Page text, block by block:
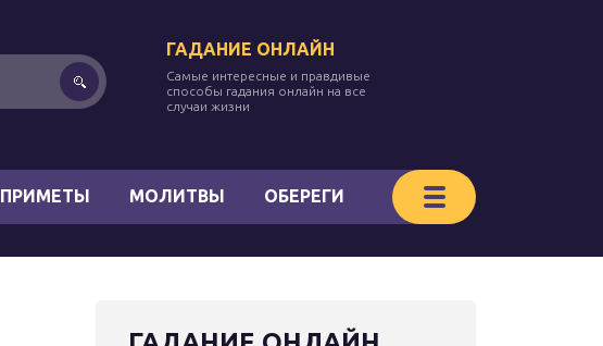
ГАДАНИЕ ОНЛАЙН
Самые интересные и правдивые
способы гадания онлайн на все
случаи жизни
ПРИМЕТЫ МОЛИТВЫ ОБЕРЕГИ